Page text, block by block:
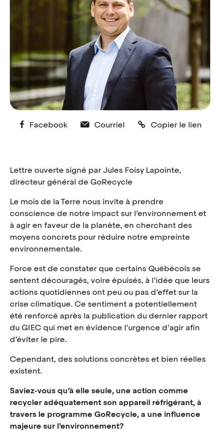
Facebook Courriel Copier le lien
Lettre ouverte signé par Jules Foisy Lapointe,
directeur général de GoRecycle
Le mois de la Terre nous invite à prendre
conscience de notre impact sur l’environnement et
à agir en faveur de la planète, en cherchant des
moyens concrets pour réduire notre empreinte
environnementale.
Force est de constater que certains Québécois se
sentent découragés, voire épuisés, à l’idée que leurs
actions quotidiennes ont peu ou pas d’effet sur la
crise climatique. Ce sentiment a potentiellement
été renforcé après la publication du dernier rapport
du GIEC qui met en évidence l’urgence d’agir afin
d’éviter le pire.
Cependant, des solutions concrètes et bien réelles
existent.
Saviez-vous qu’à elle seule, une action comme
recycler adéquatement son appareil réfrigérant, à
travers le programme GoRecycle, a une influence
majeure sur l’environnement?